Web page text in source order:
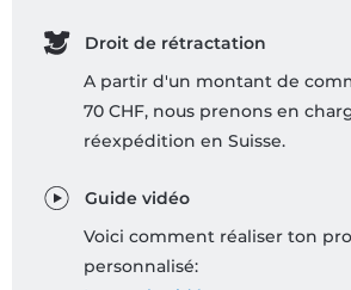
Droit de rétractation
A partir d'un montant de
70 CHF, nous prenons en
réexpédition en Suisse.
Guide vidéo
Voici comment réaliser ton
personnalisé: